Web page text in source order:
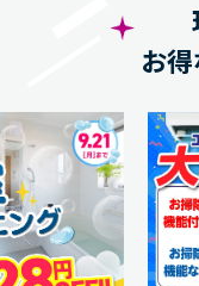
お